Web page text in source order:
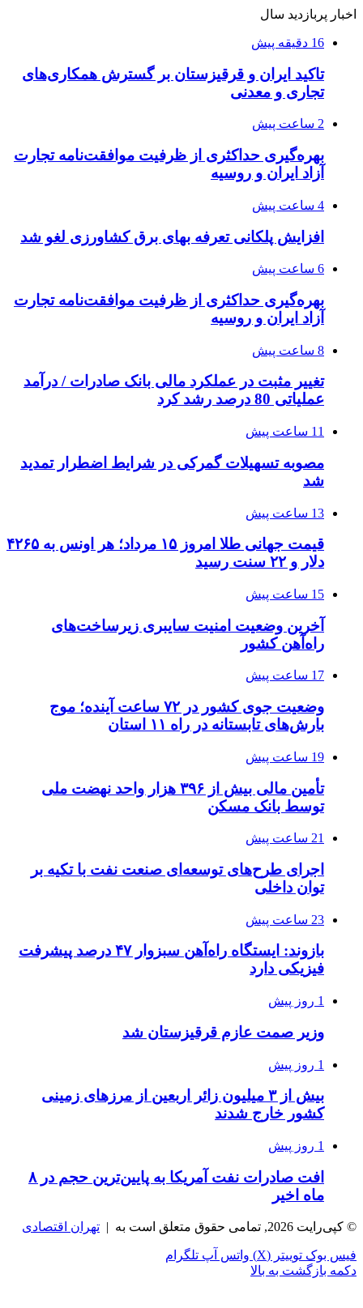
اخبار پربازدید سال
16 دقیقه پیش
تاکید ایران و قرقیزستان بر گسترش همکاری‌های
تجاری و معدنی
2 ساعت پیش
بهره‌گیری حداکثری از ظرفیت موافقت‌نامه تجارت
آزاد ایران و روسیه
4 ساعت پیش
افزایش پلکانی تعرفه بهای برق کشاورزی لغو شد
6 ساعت پیش
بهره‌گیری حداکثری از ظرفیت موافقت‌نامه تجارت
آزاد ایران و روسیه
8 ساعت پیش
تغییر مثبت در عملکرد مالی بانک صادرات / درآمد
عملیاتی 80 درصد رشد کرد
11 ساعت پیش
مصوبه تسهیلات گمرکی در شرایط اضطرار تمدید
شد
13 ساعت پیش
قیمت جهانی طلا امروز ۱۵ مرداد؛ هر اونس به ۴۲۶۵
دلار و ۲۲ سنت رسید
15 ساعت پیش
آخرین وضعیت امنیت سایبری زیرساخت‌های
راه‌آهن کشور
17 ساعت پیش
وضعیت جوی کشور در ۷۲ ساعت آینده؛ موج
بارش‌های تابستانه در راه ۱۱ استان
19 ساعت پیش
تأمین مالی بیش از ۳۹۶ هزار واحد نهضت ملی
توسط بانک مسکن
21 ساعت پیش
اجرای طرح‌های توسعه‌ای صنعت نفت با تکیه بر
توان داخلی
23 ساعت پیش
بازوند: ایستگاه راه‌آهن سبزوار ۴۷ درصد پیشرفت
فیزیکی دارد
1 روز پیش
وزیر صمت عازم قرقیزستان شد
1 روز پیش
بیش از ۳ میلیون زائر اربعین از مرزهای زمینی
کشور خارج شدند
1 روز پیش
افت صادرات نفت آمریکا به پایین‌ترین حجم در ۸
ماه اخیر
© کپی‌رایت 2026, تمامی حقوق متعلق است به | تهران اقتصادی
فیس بوک توییتر (X) واتس آپ تلگرام
دکمه بازگشت به بالا